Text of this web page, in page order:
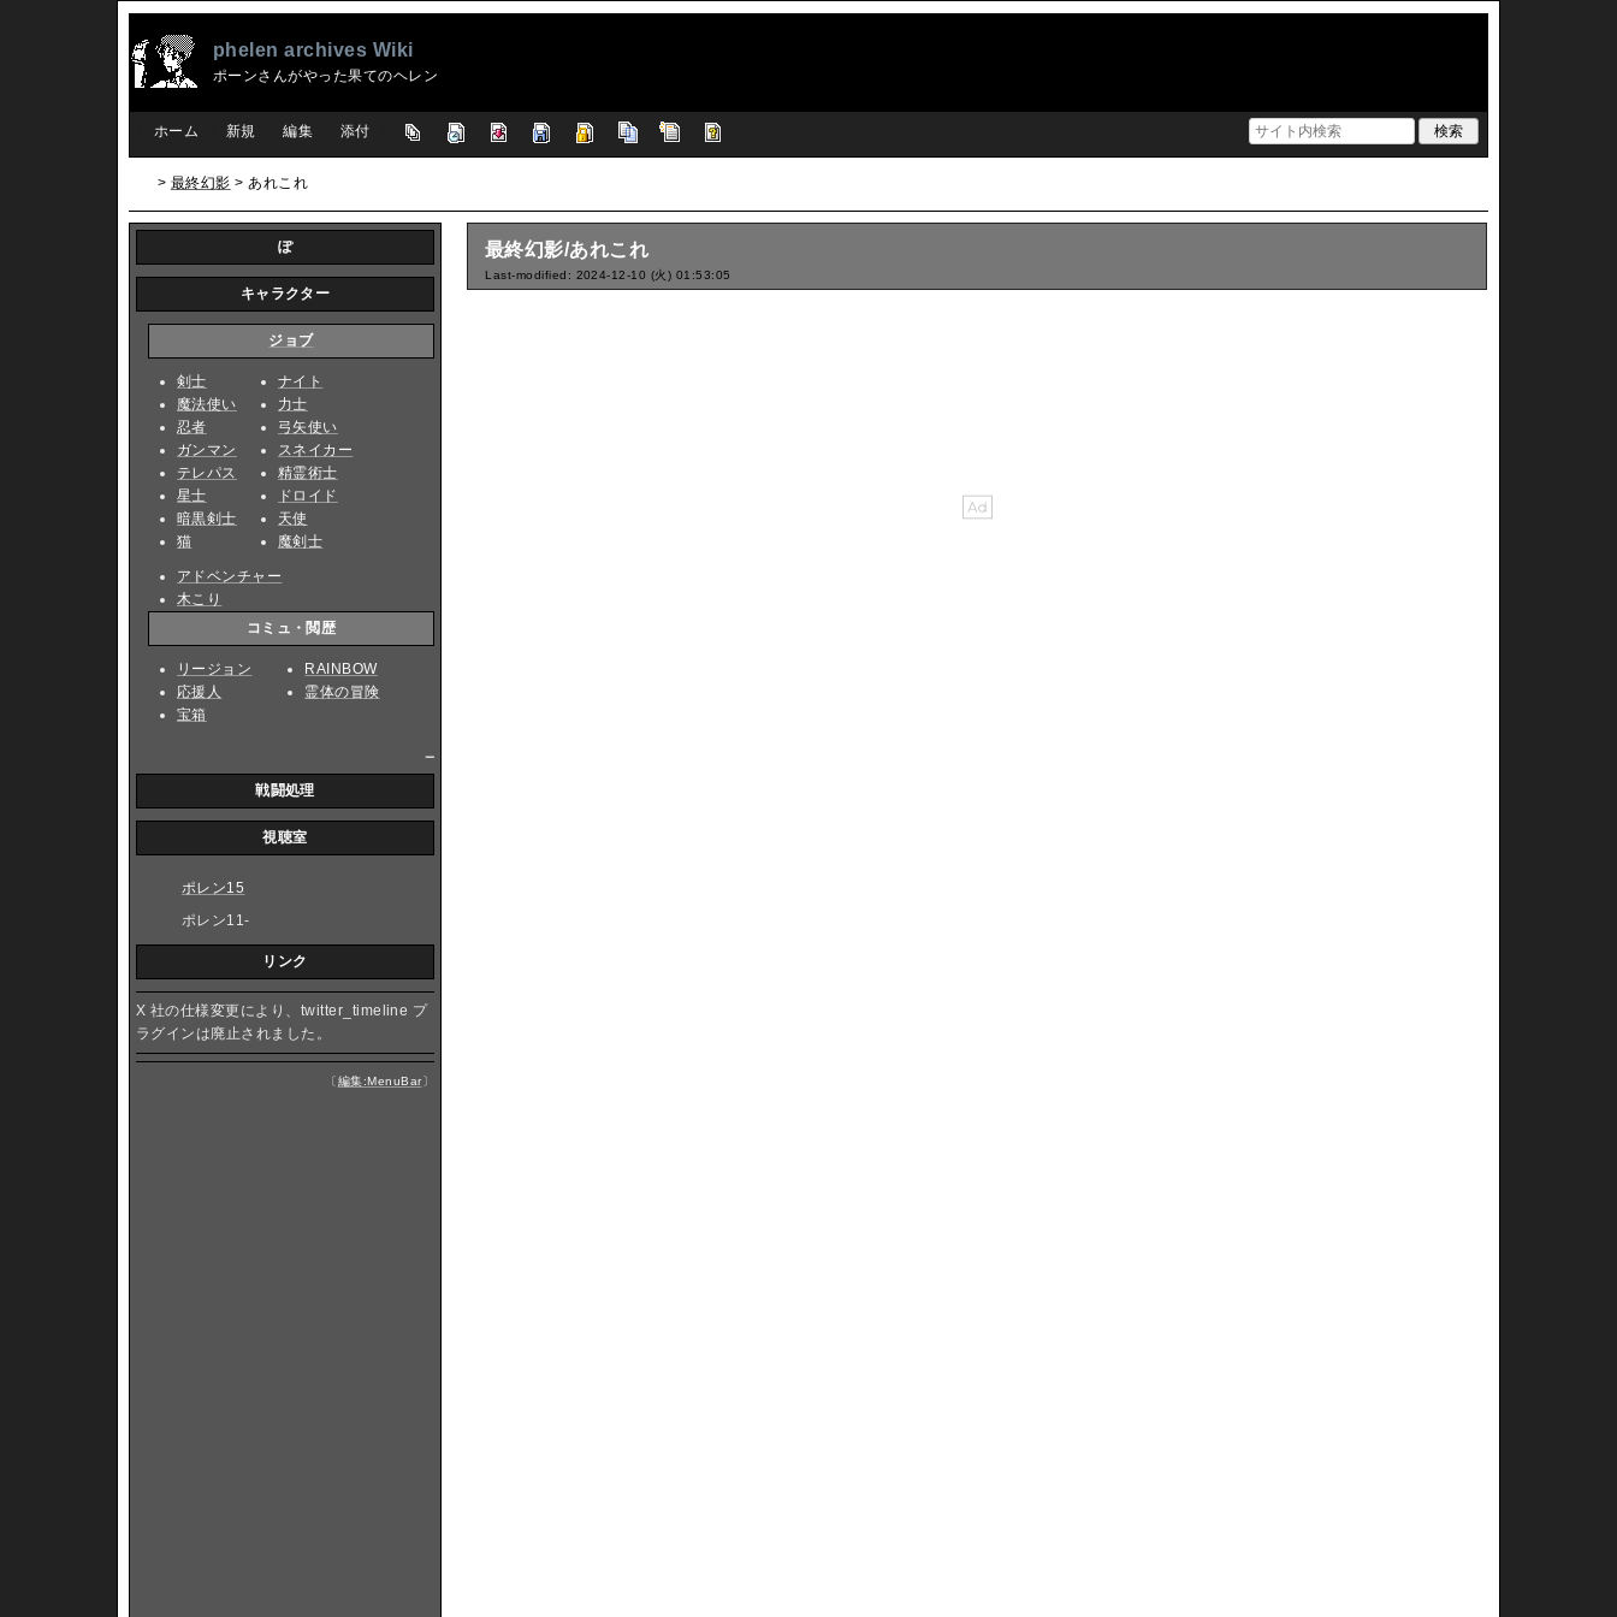
phelen archives Wiki
ポーンさんがやった果てのヘレン
ホーム 新規 編集 添付
> 最終幻影 > あれこれ
最終幻影/あれこれ
Last-modified: 2024-12-10 (火) 01:53:05
ぽ
キャラクター
ジョブ
剣士
魔法使い
忍者
ガンマン
テレパス
星士
暗黒剣士
猫
ナイト
力士
弓矢使い
スネイカー
精霊術士
ドロイド
天使
魔剣士
アドベンチャー
木こり
コミュ・閲歴
リージョン
応援人
宝箱
RAINBOW
霊体の冒険
戦闘処理
視聴室
ポレン15
ポレン11-
リンク
X 社の仕様変更により、twitter_timeline プ
ラグインは廃止されました。
〔編集:MenuBar〕